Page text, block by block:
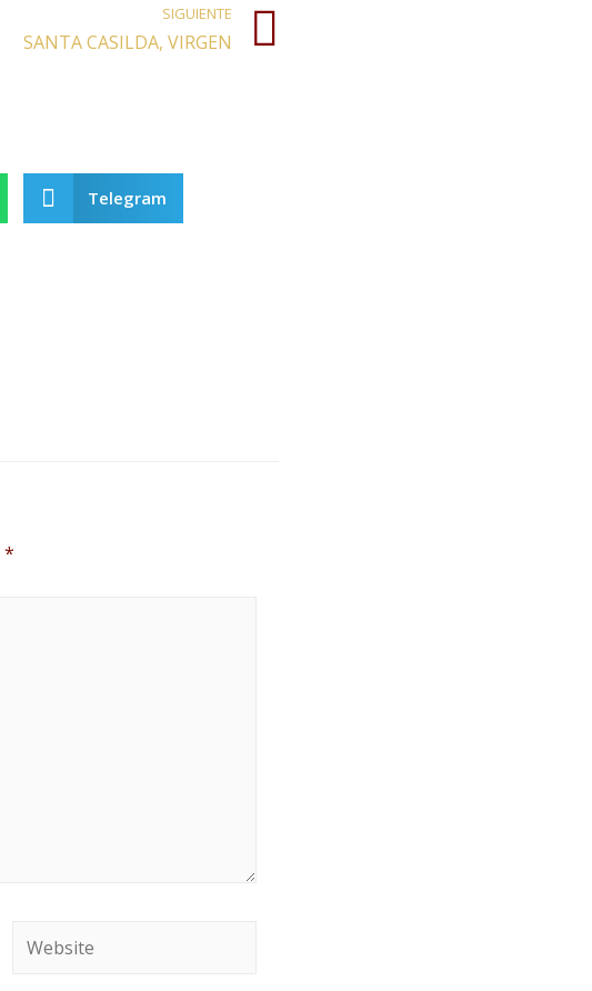
SIGUIENTE
SANTA CASILDA, VIRGEN
Telegram
*